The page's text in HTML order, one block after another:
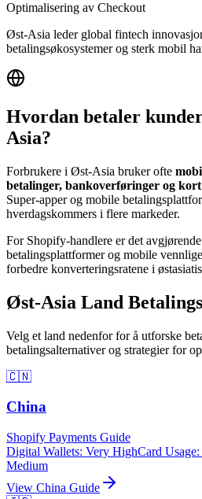
Optimalisering av Checkout
Øst-Asia leder global fintech
betalingsøkosystemer og sterk mobil
Hvordan betaler
Asia?
Forbrukere i Øst-Asia bruker ofte
betalinger, bankoverføringer og kort
Super-apper og mobile
hverdagskommers i flere markeder.
For Shopify-handlere er det
betalingsplattformer og mobile
forbedre konverteringsratene i
Øst-Asia Land
Velg et land nedenfor for å utforske
betalingsalternativer og strategier for
🇨🇳
China
Shopify Payments Guide
Digital Wallets: Very HighCard Usage:
Medium
View China Guide